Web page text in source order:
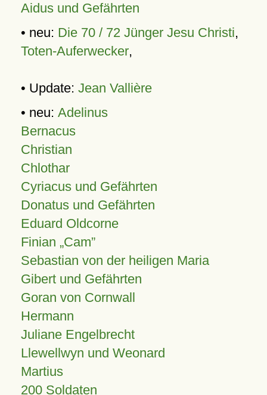
Aidus und Gefährten
• neu: Die 70 / 72 Jünger Jesu Christi,
Toten-Auferwecker,
• Update: Jean Vallière
• neu: Adelinus
Bernacus
Christian
Chlothar
Cyriacus und Gefährten
Donatus und Gefährten
Eduard Oldcorne
Finian Cam
Sebastian von der heiligen Maria
Gibert und Gefährten
Goran von Cornwall
Hermann
Juliane Engelbrecht
Llewellwyn und Weonard
Martius
200 Soldaten